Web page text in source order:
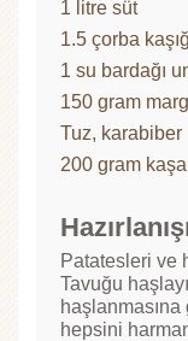
1 litre süt
1.5 çorba
1 su bardağı
150 gram
Tuz, karabiber
200 gram
Patatesleri ve
Tavuğu
hepsini